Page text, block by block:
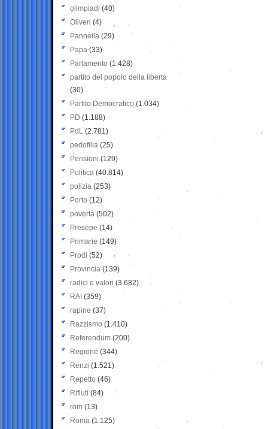
olimpiadi (40)
Oliveri (4)
Pannella (29)
Papa (33)
Parlamento (1.428)
partito del popolo della libertà
(30)
Partito Democratico (1.034)
PD (1.188)
PdL (2.781)
pedofilia (25)
Pensioni (129)
Politica (40.814)
polizia (253)
Porto (12)
povertà (502)
Presepe (14)
Primarie (149)
Prodi (52)
Provincia (139)
radici e valori (3.682)
RAI (359)
rapine (37)
Razzismo (1.410)
Referendum (200)
Regione (344)
Renzi (1.521)
Repetto (46)
Rifiuti (84)
rom (13)
Roma (1.125)